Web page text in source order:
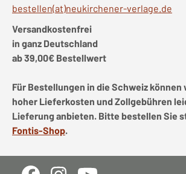
bestellen(at)neukirchener-verlage.de
Versandkostenfrei
in ganz Deutschland
ab 39,00€ Bestellwert
Für Bestellungen in die Schweiz
hoher Lieferkosten und Zollgebühren
Lieferung anbieten. Bitte bestellen Sie
Fontis-Shop.